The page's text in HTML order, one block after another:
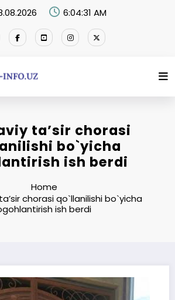
6:04:32 AM
taʼsir chorasi
bo`yicha
ish berdi
Home
chorasi qo`llanilishi bo`yicha
ish berdi